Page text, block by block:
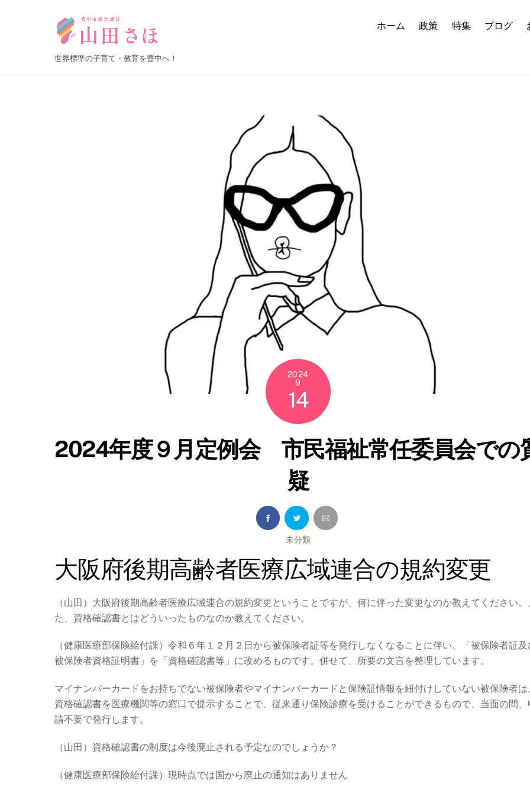
世界標準の子育て・教育を豊中へ！
ホーム 政策 特集 ブログ
2024
9
14
2024年度９月定例会 市民福祉常任委員会での
疑
未分類
大阪府後期高齢者医療広域連合の規約変更
（山田）大阪府後期高齢者医療広域連合の規約変更ということですが、何に伴った変更なのか教えてください。
た、資格確認書とはどういったものなのか教えてください。
（健康医療部保険給付課）令和６年１２月２日から被保険者証等を発行しなくなることに伴い、「被保険者証及
被保険者資格証明書」を「資格確認書等」に改めるものです。併せて、所要の文言を整理しています。
マイナンバーカードをお持ちでない被保険者やマイナンバーカードと保険証情報を紐付けしていない被保険者は
資格確認書を医療機関等の窓口で提示することで、従来通り保険診療を受けることができるもので、当面の間、
請不要で発行します。
（山田） 資格確認書の制度は今後廃止される予定なのでしょうか？
（健康医療部保険給付課）現時点では国から廃止の通知はありません